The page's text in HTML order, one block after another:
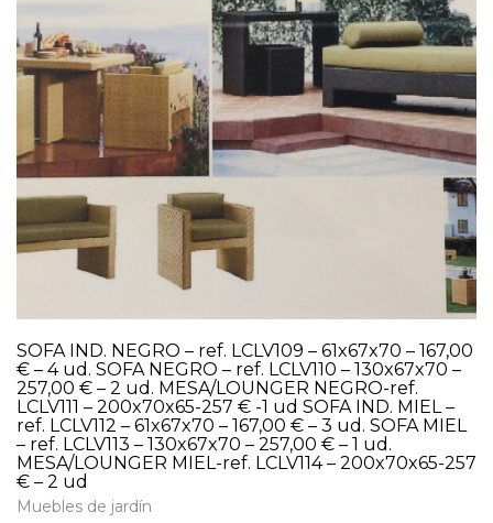
SOFA IND. NEGRO – ref. LCLV109 – 61x67x70 – 167,00
€ – 4 ud. SOFA NEGRO – ref. LCLV110 – 130x67x70 –
257,00 € – 2 ud. MESA/LOUNGER NEGRO-ref.
LCLV111 – 200x70x65-257 € -1 ud SOFA IND. MIEL –
ref. LCLV112 – 61x67x70 – 167,00 € – 3 ud. SOFA MIEL
– ref. LCLV113 – 130x67x70 – 257,00 € – 1 ud.
MESA/LOUNGER MIEL-ref. LCLV114 – 200x70x65-257
€ – 2 ud
Muebles de jardín